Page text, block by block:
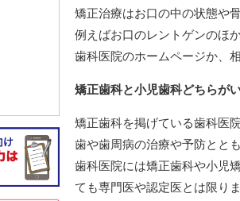
矯正治療はお口の中の状態や
例えばお口のレントゲンのほ
歯科医院のホームページか、
矯正歯科と小児歯科どちらが
矯正歯科を掲げている歯科医
歯や歯周病の治療や予防とと
歯科医院には矯正歯科や小児
ても専門医や認定医とは限り